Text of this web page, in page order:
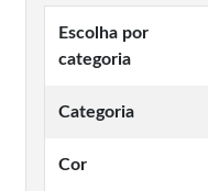
Escolha por
categoria
Categoria
Cor